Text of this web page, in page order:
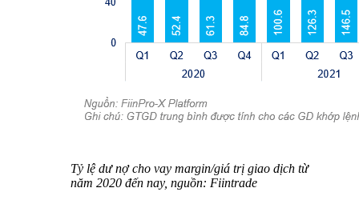
Tỷ lệ dư nợ cho vay margin/giá trị giao dịch từ
năm 2020 đến nay, nguồn: Fiintrade